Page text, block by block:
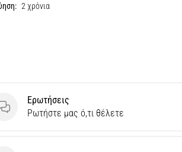
2 χρόνια
Ερωτήσεις
Ερωτήσεις
Ρωτήστε μας ό,τι θέλετε